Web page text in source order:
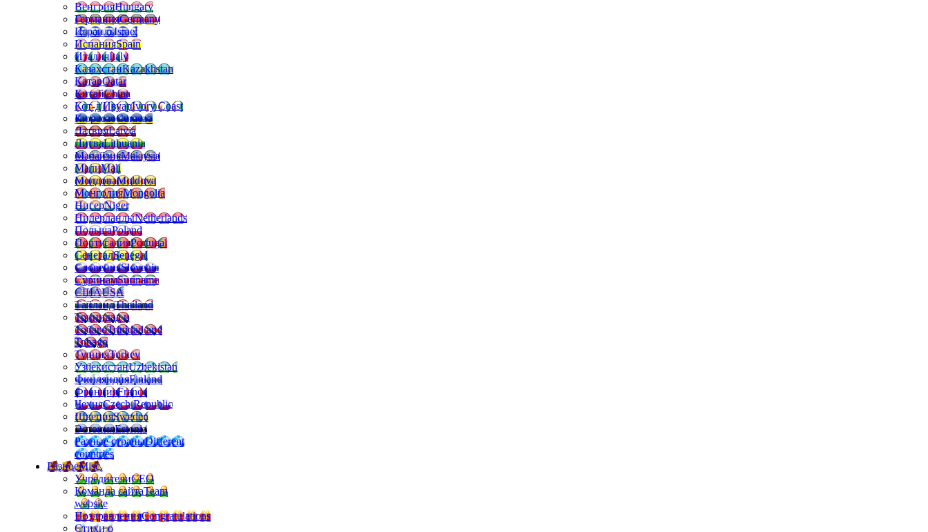
ВенгрияHungary
ГерманияGermany
ИзраильIsrael
ИспанияSpain
ИталияItaly
КазахстанKazakhstan
КатарQatar
КитайChina
Кот-д'ИвуарIvory Coast
КюрасаоCuracao
ЛатвияLatvia
ЛитваLithuania
МалайзияMalaysia
МалиMali
МолдоваMoldova
МонголияMongolia
НигерNiger
НидерландыNetherlands
ПольшаPoland
ПортугалияPortugal
СенегалSenegal
СловенияSlovenia
СуринамSuriname
СШАUSA
ТайландThailand
Тринидад и
ТобагоTrinidad and
Tobago
ТурцияTurkey
УзбекистанUzbekistan
ФинляндияFinland
ФранцияFrance
ЧехияCzech Republic
ШвецияSweden
ЭстонияEstonia
Разные страныDifferent
countries
РазноеMisc.
УчредителиCEO
Команда сайтаTeam
website
ПоздравленияCongratulations
Стихи о